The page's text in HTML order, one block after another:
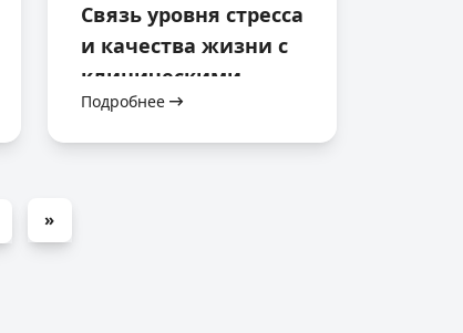
Связь уровня стресса
и качества жизни с
клиническими
результатами
чрескожного
Подробнее
»